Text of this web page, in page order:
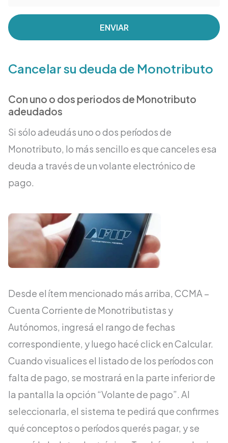
ENVIAR
Cancelar su deuda de Monotributo
Con uno o dos periodos de Monotributo
adeudados
Si sólo adeudás uno o dos períodos de
Monotributo, lo más sencillo es que canceles esa
deuda a través de un volante electrónico de
pago.
Desde el ítem mencionado más arriba, CCMA –
Cuenta Corriente de Monotributistas y
Autónomos, ingresá el rango de fechas
correspondiente, y luego hacé click en Calcular.
Cuando visualices el listado de los períodos con
falta de pago, se mostrará en la parte inferior de
la pantalla la opción “Volante de pago”. Al
seleccionarla, el sistema te pedirá que confirmes
qué conceptos o períodos querés pagar, y se